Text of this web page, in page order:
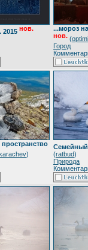
2015 нов.
...мороз
нов. (
Город
)
Семейный
(ratbud)
Природа